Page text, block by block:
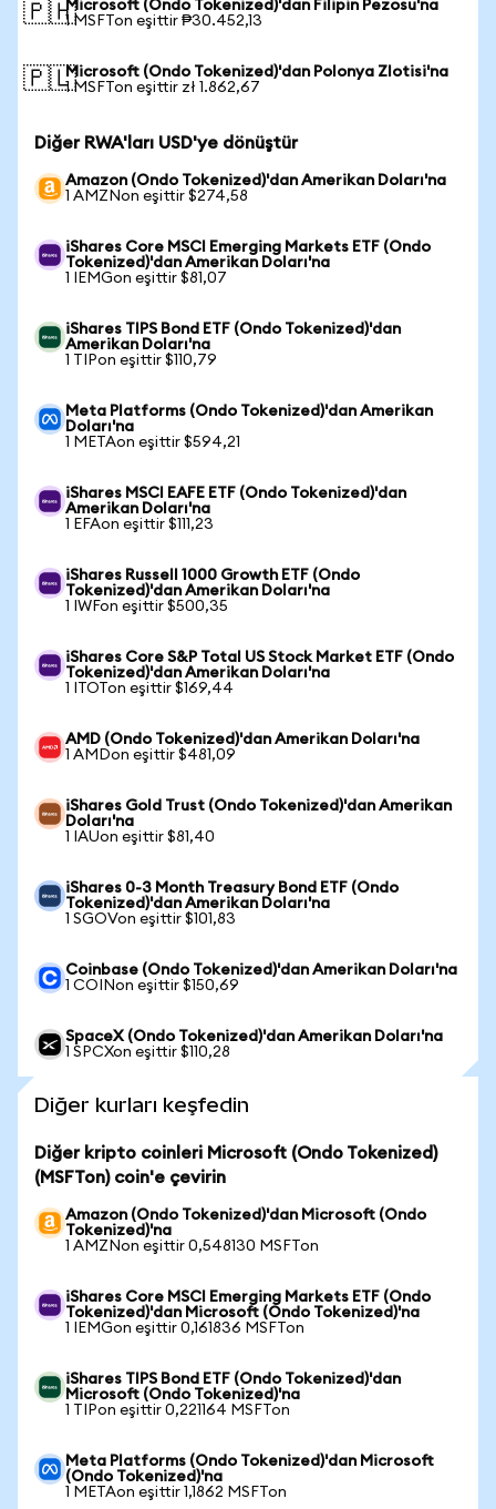
🇵🇭Microsoft (Ondo Tokenized)'dan Filipin Pezosu'na
1 MSFTon eşittir ₱30.452,13
🇵🇱Microsoft (Ondo Tokenized)'dan Polonya Zlotisi'na
1 MSFTon eşittir zł 1.862,67
Diğer RWA'ları USD'ye dönüştür
Amazon (Ondo Tokenized)'dan Amerikan Doları'na
1 AMZNon eşittir $274,58
iShares Core MSCI Emerging Markets ETF (Ondo
Tokenized)'dan Amerikan Doları'na
1 IEMGon eşittir $81,07
iShares TIPS Bond ETF (Ondo Tokenized)'dan
Amerikan Doları'na
1 TIPon eşittir $110,79
Meta Platforms (Ondo Tokenized)'dan Amerikan
Doları'na
1 METAon eşittir $594,21
iShares MSCI EAFE ETF (Ondo Tokenized)'dan
Amerikan Doları'na
1 EFAon eşittir $111,23
iShares Russell 1000 Growth ETF (Ondo
Tokenized)'dan Amerikan Doları'na
1 IWFon eşittir $500,35
iShares Core S&P Total US Stock Market ETF (Ondo
Tokenized)'dan Amerikan Doları'na
1 ITOTon eşittir $169,44
AMD (Ondo Tokenized)'dan Amerikan Doları'na
1 AMDon eşittir $481,09
iShares Gold Trust (Ondo Tokenized)'dan Amerikan
Doları'na
1 IAUon eşittir $81,40
iShares 0-3 Month Treasury Bond ETF (Ondo
Tokenized)'dan Amerikan Doları'na
1 SGOVon eşittir $101,83
Coinbase (Ondo Tokenized)'dan Amerikan Doları'na
1 COINon eşittir $150,69
SpaceX (Ondo Tokenized)'dan Amerikan Doları'na
1 SPCXon eşittir $110,28
Diğer kurları keşfedin
Diğer kripto coinleri Microsoft (Ondo Tokenized)
(MSFTon) coin'e çevirin
Amazon (Ondo Tokenized)'dan Microsoft (Ondo
Tokenized)'na
1 AMZNon eşittir 0,548130 MSFTon
iShares Core MSCI Emerging Markets ETF (Ondo
Tokenized)'dan Microsoft (Ondo Tokenized)'na
1 IEMGon eşittir 0,161836 MSFTon
iShares TIPS Bond ETF (Ondo Tokenized)'dan
Microsoft (Ondo Tokenized)'na
1 TIPon eşittir 0,221164 MSFTon
Meta Platforms (Ondo Tokenized)'dan Microsoft
(Ondo Tokenized)'na
1 METAon eşittir 1,1862 MSFTon